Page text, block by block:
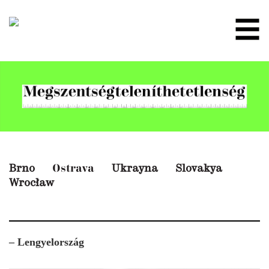
Brno Ostrava Ukrayna
Slovakya
Wrocław
– Lengyelország